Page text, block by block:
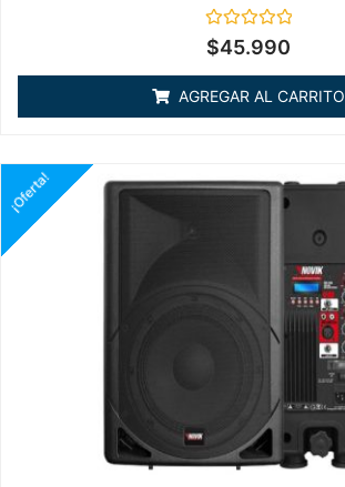
Valorado
en
de
5
$45.990
AGREGAR AL CARRITO
¡Oferta!